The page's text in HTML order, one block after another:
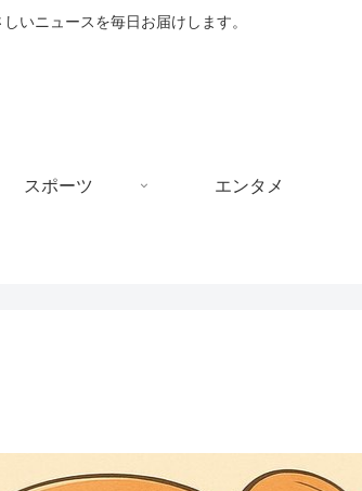
いニュースを毎日お届けします。
スポーツ エンタメ